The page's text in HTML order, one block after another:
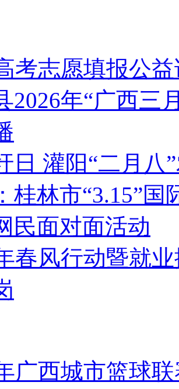
考志愿填报公
2026年“广西三
日 灌阳“二月八
桂林市“3.15”
民面对面活动
春风行动暨就
广西城市篮球